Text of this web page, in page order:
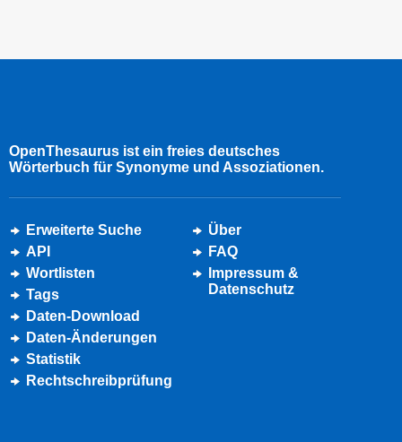
OpenThesaurus ist ein freies deutsches
Wörterbuch für Synonyme und Assoziationen.
Erweiterte Suche
API
Wortlisten
Tags
Daten-Download
Daten-Änderungen
Statistik
Rechtschreibprüfung
Über
FAQ
Impressum &
Datenschutz